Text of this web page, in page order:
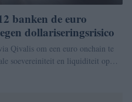
banken de euro
dollariseringsrisico
Qivalis om een euro onchain te
soevereiniteit en liquiditeit op…